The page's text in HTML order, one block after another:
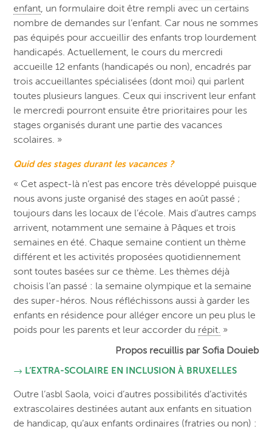
enfant, un formulaire doit être rempli avec un certains
nombre de demandes sur l’enfant. Car nous ne sommes
pas équipés pour accueillir des enfants trop lourdement
handicapés. Actuellement, le cours du mercredi
accueille 12 enfants (handicapés ou non), encadrés par
trois accueillantes spécialisées (dont moi) qui parlent
toutes plusieurs langues. Ceux qui inscrivent leur enfant
le mercredi pourront ensuite être prioritaires pour les
stages organisés durant une partie des vacances
scolaires. »
Quid des stages durant les vacances ?
« Cet aspect-là n’est pas encore très développé puisque
nous avons juste organisé des stages en août passé ;
toujours dans les locaux de l’école. Mais d’autres camps
arrivent, notamment une semaine à Pâques et trois
semaines en été. Chaque semaine contient un thème
différent et les activités proposées quotidiennement
sont toutes basées sur ce thème. Les thèmes déjà
choisis l’an passé : la semaine olympique et la semaine
des super-héros. Nous réfléchissons aussi à garder les
enfants en résidence pour alléger encore un peu plus le
poids pour les parents et leur accorder du répit. »
Propos recuillis par Sofia Douieb
→ L’EXTRA-SCOLAIRE EN INCLUSION À BRUXELLES
Outre l’asbl Saola, voici d’autres possibilités d’activités
extrascolaires destinées autant aux enfants en situation
de handicap, qu’aux enfants ordinaires (fratries ou non) :